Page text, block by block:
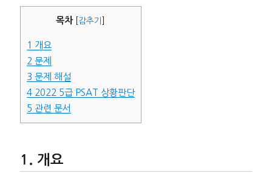
목차 감추기
1 개요
2 문제
3 문제 해설
42022 5급 PSAT 상황판단
5 관련 문서
개요